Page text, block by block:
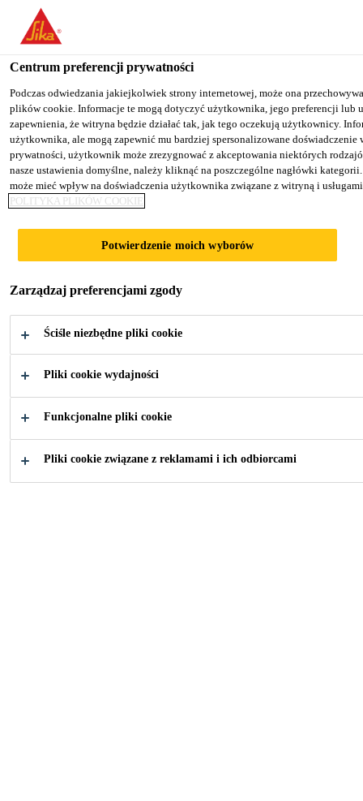
You are accessing "Sika Poland", it seems you are accessing it
website for your country.
TO SIKA USA STAY ON THE SIKA POLAND
Sika Poland
WYSOKOJAKOŚ
CIOWE,
ZAAWANSOWA
NE SYSTEMY
ŻYWIC
Centrum preferencji prywatności
Podczas odwiedzania jakiejkolwiek strony internetowej, może ona
plików cookie. Informacje te mogą dotyczyć użytkownika, jego preferencji lub
zapewnienia, że witryna będzie działać tak, jak tego oczekują użytkownicy.
użytkownika, ale mogą zapewnić mu bardziej spersonalizowane
prywatności, użytkownik może zrezygnować z akceptowania niektórych
nasze ustawienia domyślne, należy kliknąć na poszczególne nagłówki
może mieć wpływ na doświadczenia użytkownika związane z witryną i
POLITYKA PLIKÓW COOKIE
Potwierdzenie moich wyborów
Zarządzaj preferencjami zgody
Ściśle niezbędne pliki cookie
Pliki cookie wydajności
Funkcjonalne pliki cookie
Pliki cookie związane z reklamami i ich odbiorcami